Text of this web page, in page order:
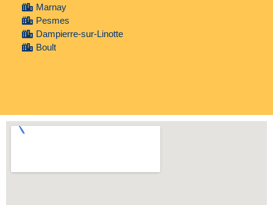
Marnay
Pesmes
Dampierre-sur-Linotte
Boult